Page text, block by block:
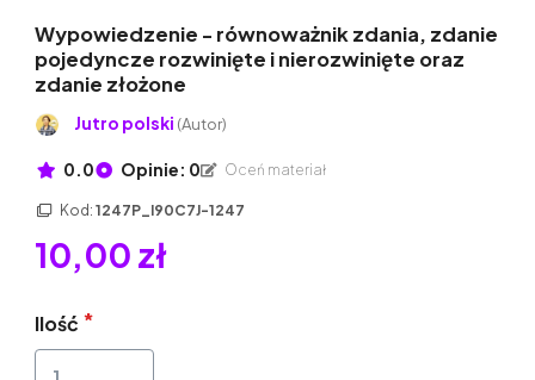
Wypowiedzenie - równoważnik zdania, zdanie
pojedyncze rozwinięte i nierozwinięte oraz
zdanie złożone
Jutro polski (Autor)
0.0 Opinie: 0 Oceń materiał
Kod: 1247P_I90C7J-1247
10,00 zł
Ilość